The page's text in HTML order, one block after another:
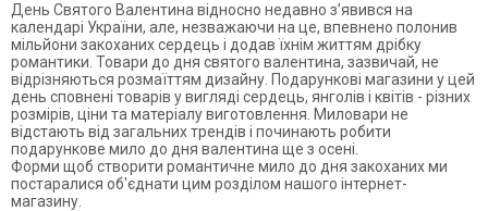
День Святого Валентина відносно недавно з’явився на
календарі України, але, незважаючи на це, впевнено полонив
мільйони закоханихсердець і додав їхнім життям дрібку
романтики. Товари до дня святого валентина, зазвичай, не
відрізняються розмаїттям дизайну. Подарункові магазини у цей
день сповнені товарів у вигляді сердець, янголів і квітів - різних
розмірів, ціни та матеріалу виготовлення. Миловари не
відстають від загальних трендів і починають робити
подарункове мило до дня валентина ще з осені.
Форми щоб створити романтичне мило до дня закоханихми
постаралися об'єднати цим розділом нашого інтернет-
магазину